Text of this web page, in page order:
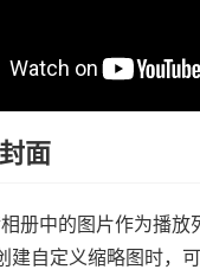
面
册中的图片作为播
建自定义缩略图时，